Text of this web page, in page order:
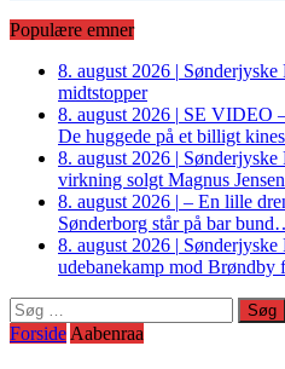
Populære emner
8. august 2026 | Sønderjyske
midtstopper
8. august 2026 | SE VIDEO
De huggede på et billigt
8. august 2026 | Sønderjyske
virkning solgt Magnus
8. august 2026 | – En lille
Sønderborg står på bar
8. august 2026 | Sønderjyske
udebanekamp mod Brøndby
Søg
efter:
Forside Aabenraa